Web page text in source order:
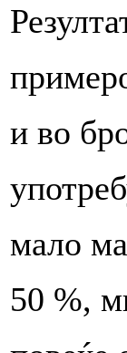
и во
мало
50 %,